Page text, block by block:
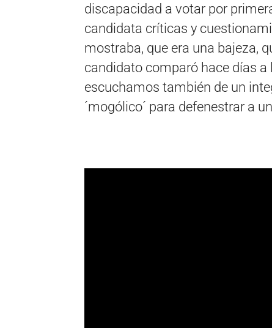
discapacidad a votar por
candidata críticas y
mostraba, que era una bajeza,
candidato comparó hace días
escuchamos también de un
´mogólico´ para defenestrar a